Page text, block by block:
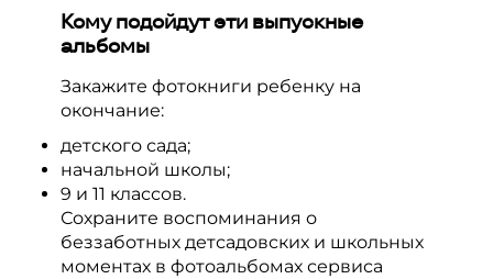
Кому подойдут эти выпускные
альбомы
Закажите фотокниги ребенку на
окончание:
детского сада;
начальной школы;
9 и 11 классов.
Сохраните воспоминания о
беззаботных детсадовских и школьных
моментах в фотоальбомах сервиса